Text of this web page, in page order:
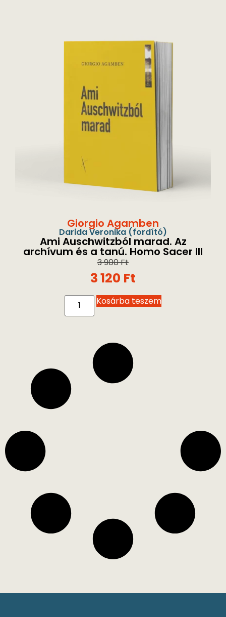
Giorgio Agamben
Darida Veronika (fordító)
Ami Auschwitzból marad. Az
archívum és a tanú. Homo Sacer III
3 900Ft
3 120 Ft
Kosárba teszem